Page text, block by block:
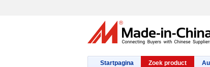
Startpagina Zoek product